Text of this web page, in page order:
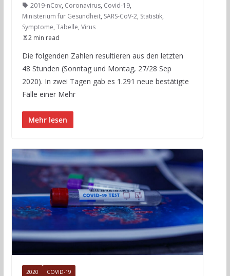
2019-nCov, Coronavirus, Covid-19,
Ministerium für Gesundheit, SARS-CoV-2, Statistik,
Symptome, Tabelle, Virus
2 min read
Die folgenden Zahlen resultieren aus den letzten
48 Stunden (Sonntag und Montag, 27/28 Sep
2020). In zwei Tagen gab es 1.291 neue bestätigte
Fälle einer Mehr
Mehr lesen
2020 COVID-19